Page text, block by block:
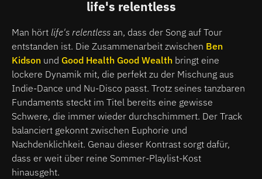
life's relentless
Man hört life's relentless an, dass der Song auf Tour
entstanden ist. Die Zusammenarbeit zwischen Ben
Kidson und Good Health Good Wealth bringt eine
lockere Dynamik mit, die perfekt zu der Mischung aus
Indie-Dance und Nu-Disco passt. Trotz seines tanzbaren
Fundaments steckt im Titel bereits eine gewisse
Schwere, die immer wieder durchschimmert. Der Track
balanciert gekonnt zwischen Euphorie und
Nachdenklichkeit. Genau dieser Kontrast sorgt dafür,
dass er weit über reine Sommer-Playlist-Kost
hinausgeht.